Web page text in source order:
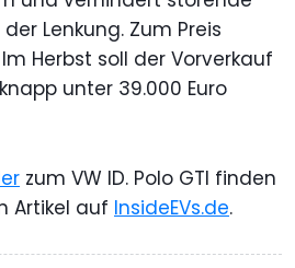
Lenkung. Zum Preis
Herbst soll der Vorverkauf
unter 39.000 Euro
zum VW ID. Polo GTI finden
Artikel auf InsideEVs.de.